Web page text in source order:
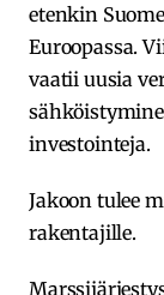
etenkin
Euroopassa.
vaatii uusia
investointeja.
Jakoon tulee
rakentajille.